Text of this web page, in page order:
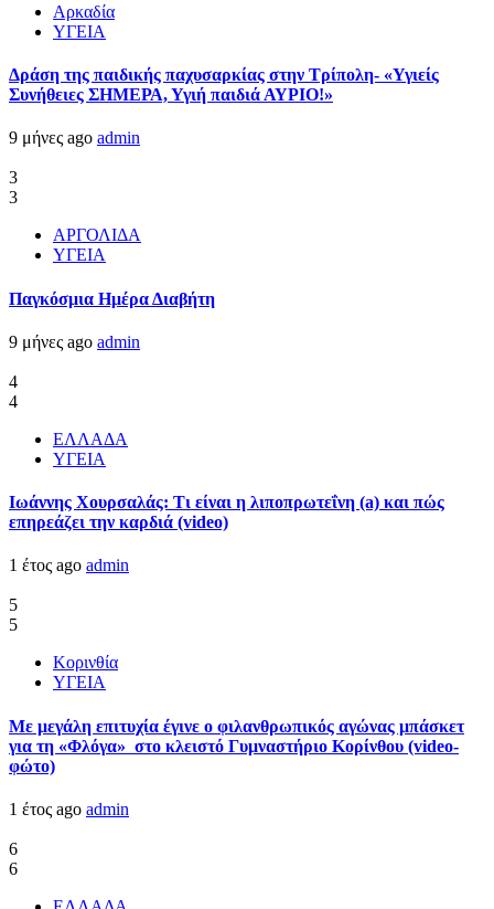
Αρκαδία
ΥΓΕΙΑ
Δράση της παιδικής παχυσαρκίας στην Τρίπολη- «Υγιείς
Συνήθειες ΣΗΜΕΡΑ, Υγιή παιδιά ΑΥΡΙΟ!»
9 μήνες ago admin
3
3
ΑΡΓΟΛΙΔΑ
ΥΓΕΙΑ
Παγκόσμια Ημέρα Διαβήτη
9 μήνες ago admin
4
4
ΕΛΛΑΔΑ
ΥΓΕΙΑ
Ιωάννης Χουρσαλάς: Τι είναι η λιποπρωτεΐνη (a) και πώς
επηρεάζει την καρδιά (video)
1 έτος ago admin
5
5
Κορινθία
ΥΓΕΙΑ
Με μεγάλη επιτυχία έγινε ο φιλανθρωπικός αγώνας μπάσκετ
για τη «Φλόγα» στο κλειστό Γυμναστήριο Κορίνθου (video-
φώτο)
1 έτος ago admin
6
6